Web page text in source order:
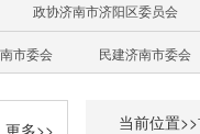
政协济南市济阳区委员会
市委会 民建济南市委会
更多>>
当前位置>>